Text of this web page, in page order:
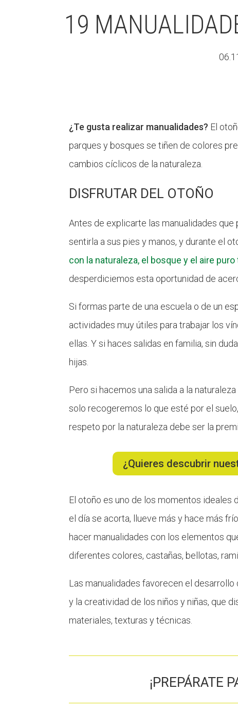
19
¿Te gusta realizar manualidades? El
parques y bosques se tiñen de colores
cambios cíclicos de la naturaleza.
DISFRUTAR DEL OTOÑO
Antes de explicarte las manualidades
sentirla a sus pies y manos, y durante el
con la naturaleza, el bosque y el aire
desperdiciemos esta oportunidad de
Si formas parte de una escuela o de un
actividades muy útiles para trabajar los
ellas. Y si haces salidas en familia, sin
hijas.
Pero si hacemos una salida a la
solo recogeremos lo que esté por el
respeto por la naturaleza debe ser la
¿Quieres descubrir
El otoño es uno de los momentos ideales
el día se acorta, llueve más y hace más
hacer manualidades con los elementos
diferentes colores, castañas, bellotas,
Las manualidades favorecen el
y la creatividad de los niños y niñas, que
materiales, texturas y técnicas.
¡PREPÁRATE